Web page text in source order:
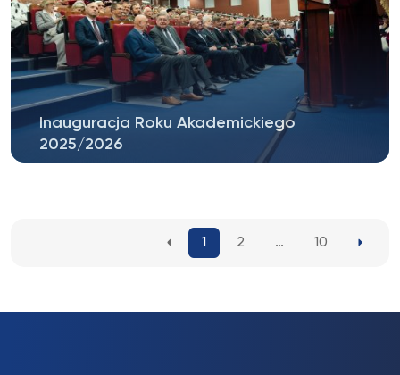
Inauguracja Roku Akademickiego
2025/2026
1 2 … 10